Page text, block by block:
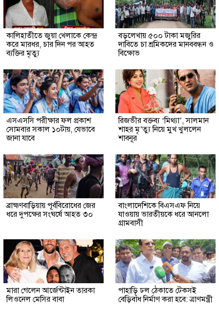
কালিহাতীতে জুয়া খেলাকে কেন্দ্র
করে মারধর, চার দিন পর আহত
ব্যক্তির মৃত্যু
বড়লেখায় ৫০০ টাকা মজুরির
দাবিতে চা শ্রমিকদের মানববন্ধন ও
বিক্ষোভ
এসএসসি পরীক্ষার ফল প্রকাশ
সোমবার সকাল ১০টায়, যেভাবে
জানা যাবে
রিজভীর বক্তব্য ‘মিথ্যা’, সালমান
শাহর মৃ’ত্যু নিয়ে মুখ খুললেন
শাবনূর
ব্রাহ্মণবাড়িয়ায় পূর্ববিরোধের জের
ধরে দুপক্ষের সংঘর্ষে আহত ৩০
বাংলাদেশিকে বিএসএফ নিয়ে
যাওয়ায় ভারতীয়কে ধরে আনলো
গ্রামবাসী
মারা গেলেন আর্জেন্টাইন তারকা
লিওনেল মেসির বাবা
পাহাড়ি ঢল ঠেকাতে টেকসই
বেড়িবাঁধ নির্মাণ করা হবে: ত্রাণমন্ত্রী